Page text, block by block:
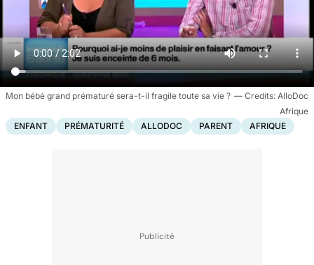
Mon bébé grand prématuré sera-t-il fragile toute sa vie ?
AlloDoc
Afrique
ENFANT
PRÉMATURITÉ ALLODOC PARENT AFRIQUE